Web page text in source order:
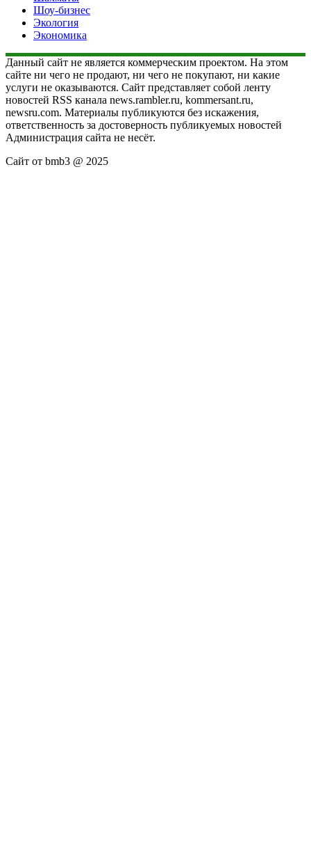
Шоу-бизнес
Экология
Экономика
Данный сайт не является коммерческим проектом. На этом
сайте ни чего не продают, ни чего не покупают, ни какие
услуги не оказываются. Сайт представляет собой ленту
новостей RSS канала news.rambler.ru, kommersant.ru,
newsru.com. Материалы публикуются без искажения,
ответственность за достоверность публикуемых новостей
Администрация сайта не несёт.
Сайт от bmb3 @ 2025